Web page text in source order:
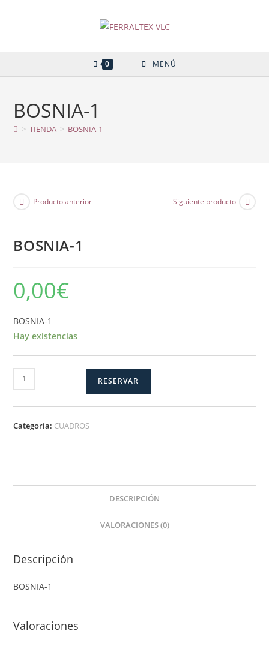
0 MENÚ
BOSNIA-1
> TIENDA > BOSNIA-1
Producto anterior Siguiente producto
BOSNIA-1
0,00€
BOSNIA-1
Hay existencias
BOSNIA-
1
cantidad
RESERVAR
Categoría: CUADROS
DESCRIPCIÓN
VALORACIONES (0)
Descripción
BOSNIA-1
Valoraciones